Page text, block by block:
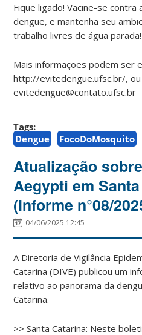
Fique ligado! Vacine-se contra
dengue, e mantenha seu
trabalho livres de água parada!
Mais informações podem ser
http://evitedengue.ufsc.br/,
evitedengue@contato.ufsc.br
Tags:
Dengue
FocoDoMosquito
Atualização
Aegypti em
(Informe n°08/
04/06/2025 12:45
A Diretoria de Vigilância
Catarina (DIVE) publicou um
relativo ao panorama da
Catarina.
>> Santa Catarina: Neste